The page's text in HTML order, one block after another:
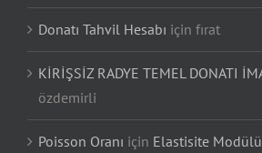
Donatı Tahvil Hesabı için fırat
KİRİŞSİZ RADYE TEMEL DONATI
özdemirli
Poisson Oranı için Elastisite